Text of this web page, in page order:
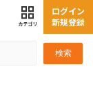
検索
ログイン
新規登録